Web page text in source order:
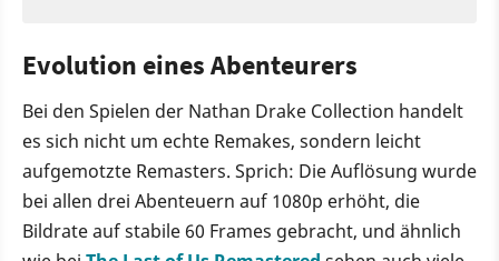
Evolution eines Abenteurers
Bei den Spielen der Nathan Drake Collection handelt
es sich nicht um echte Remakes, sondern leicht
aufgemotzte Remasters. Sprich: Die Auflösung wurde
bei allen drei Abenteuern auf 1080p erhöht, die
Bildrate auf stabile 60 Frames gebracht, und ähnlich